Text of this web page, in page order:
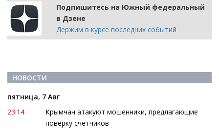
Подпишитесь на Южный федеральный
в Дзене
Держим в курсе последних событий
НОВОСТИ
пятница, 7 Авг
23:14
Крымчан атакуют мошенники, предлагающие
поверку счетчиков